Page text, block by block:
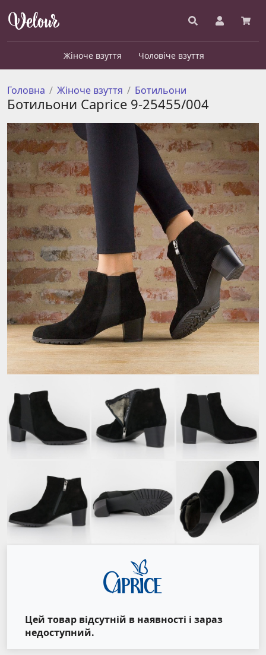
Жіноче взуття Чоловіче взуття
Головна Жіноче взуття Ботильони
Ботильони Caprice 9-25455/004
Цей товар відсутній в наявності і зараз
недоступний.